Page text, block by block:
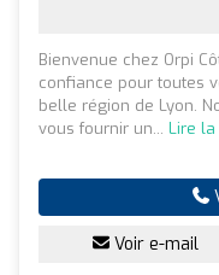
Bienvenue chez Orpi
confiance pour toutes
belle région de Lyon.
vous fournir un... Lire la
Voir e-mail